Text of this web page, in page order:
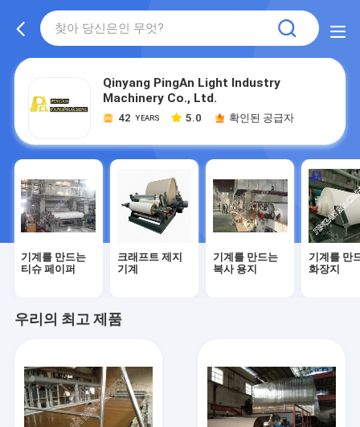
Qinyang PingAn Light Industry
Machinery Co., Ltd.
42 YEARS 5.0 확인된 공급자
기계를 만드는
티슈 페이퍼
크래프트 제지
기계
기계를 만드는
복사 용지
기계를 만
화장지
우리의 최고 제품